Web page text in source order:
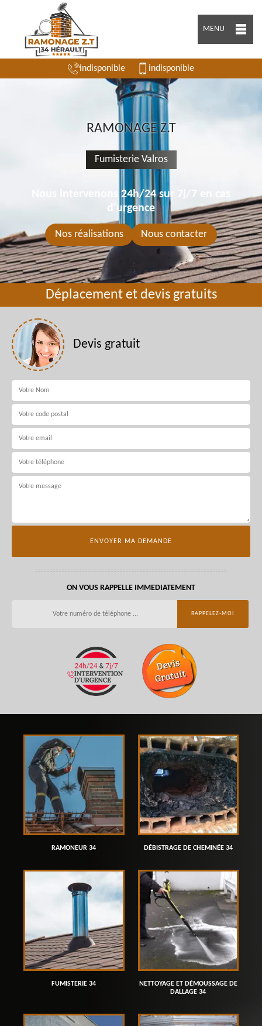
MENU
indisponible indisponible
RAMONAGE Z.T
Fumisterie Valros
Nous intervenons 24h/24 sur 7j/7 en cas
d'urgence
Nos réalisations Nous contacter
Déplacement et devis gratuits
Devis gratuit
ON VOUS RAPPELLE IMMEDIATEMENT
RAMONEUR 34 DÉBISTRAGE DE CHEMINÉE 34
FUMISTERIE 34
NETTOYAGE ET DÉMOUSSAGE DE
DALLAGE 34